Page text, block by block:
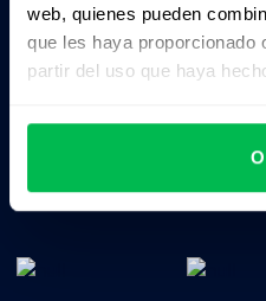
web, quienes pueden
que les haya proporcionado
partir del uso que haya
gestionar el talento, el
cultura de tu empresa.